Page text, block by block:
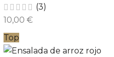
(3)
10,00 €
Top